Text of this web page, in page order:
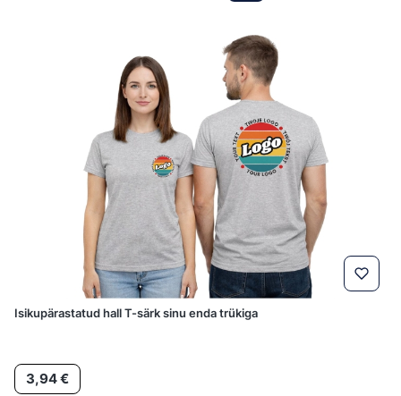
Isikupärastatud hall T-särk sinu enda trükiga
Hind
3,94 €